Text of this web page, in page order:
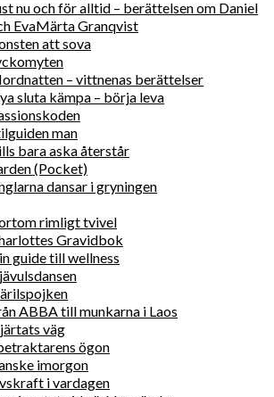
nu och för alltid – berättelsen om Daniel
EvaMärta Granqvist
att sova
– vittnenas berättelser
sluta kämpa – börja leva
man
bara aska återstår
(Pocket)
dansar i gryningen
rimligt tvivel
Gravidbok
guide till wellness
ABBA till munkarna i Laos
väg
ögon
imorgon
i vardagen